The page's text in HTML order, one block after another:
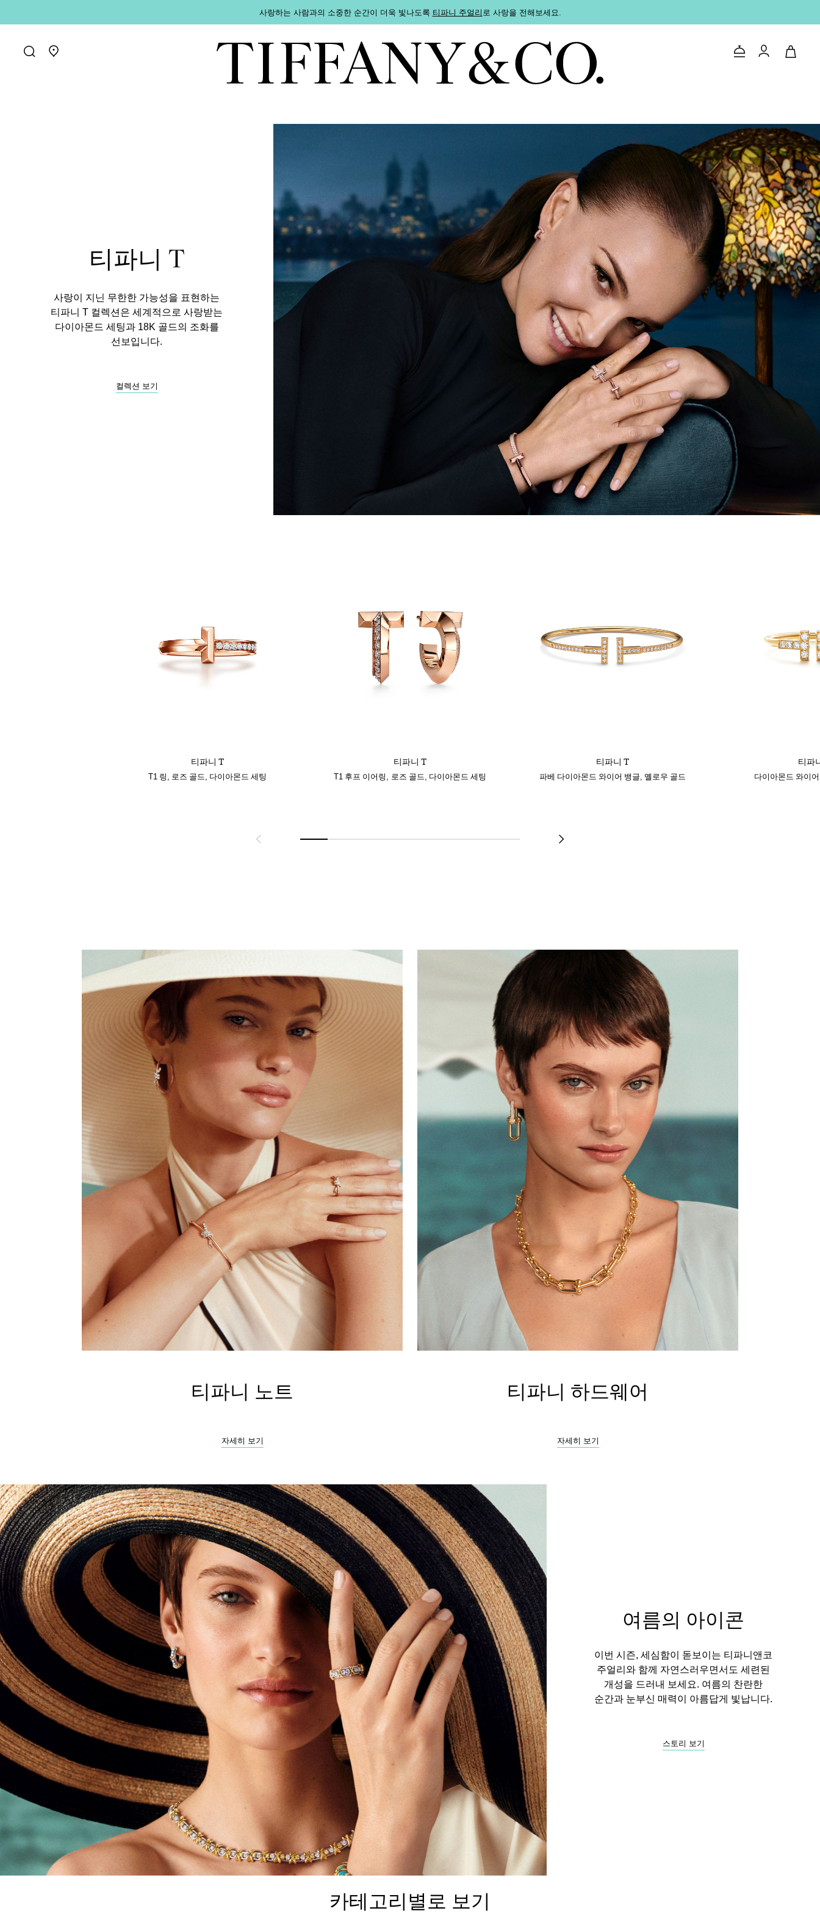
사랑하는 사람과의 소중한 순간이 더욱 빛나도록 티파니 주얼리로 사랑을 전해보세요.
매장 찾기로 가기 문의하기로그인
티파니 식스틴 스톤 티파니™ 세팅 티파니 솔리스트™ 완벽한 웨딩 링 선택하기
티파니 T
사랑이 지닌 무한한 가능성을 표현하는
티파니 T 컬렉션은 세계적으로 사랑받는
다이아몬드 세팅과 18K 골드의 조화를
선보입니다.
컬렉션 보기
티파니 T
T1 링, 로즈 골드, 다이아몬드 세팅
티파니 T
T1 후프 이어링, 로즈 골드, 다이아몬드 세팅
티파니 T
파베 다이아몬드 와이어 뱅글, 옐로우 골드
티파
다이아몬드 와이
티파니 노트
자세히 보기
티파니 하드웨어
자세히 보기
여름의 아이콘
이번 시즌, 세심함이 돋보이는 티파니앤코
주얼리와 함께 자연스러우면서도 세련된
개성을 드러내 보세요. 여름의 찬란한
순간과 눈부신 매력이 아름답게 빛납니다.
스토리 보기
카테고리별로 보기